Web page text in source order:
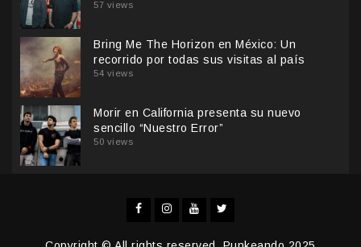
57 views
Bring Me The Horizon en México: Un
recorrido por todas sus visitas al país
54 views
Morir en California presenta su nuevo
sencillo “Nuestro Error”
50 views
Facebook
Instagram
YouTube
Twitter